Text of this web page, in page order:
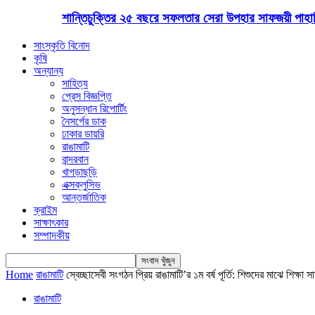
শান্তিচুক্তির ২৫ বছরে সফলতার সেরা উপহার সাফজয়ী
সাংস্কৃতি বিনোদ
কৃষি
অন্যান্য
সাহিত্য
প্রেস বিজ্ঞপ্তি
অনুসন্ধান রিপোর্টিং
নৈসর্গের ডাক
ঢাকার ডায়রি
রাঙামাটি
বান্দরবান
খাগড়াছড়ি
এক্সক্লুসিভ
আন্তর্জাতিক
ক্রাইম
সাক্ষাৎকার
সম্পাদকীয়
Home রাঙামাটি স্বেচ্ছাসেবী সংগঠন প্রিয় রাঙামাটি’র ১ম বর্ষ পূর্তি: শিশুদের মাঝে শিক্ষা
রাঙামাটি